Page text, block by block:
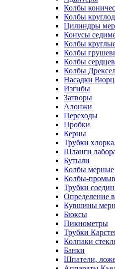
Колбы
Колбы
Цилиндры
Конусы
Колбы
Колбы
Колбы
Колбы
Насадки
Изгибы
Затворы
Алонжи
Переходы
Пробки
Керны
Трубки
Шланги
Бутыли
Колбы мерные
Колбы-
Трубки
Определение
Кувшины
Бюксы
Пикнометры
Трубки
Колпаки
Банки
Шпатели,